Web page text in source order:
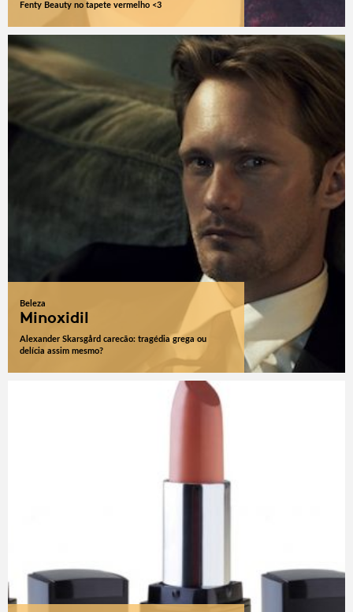
Fenty Beauty no tapete vermelho <3
Beleza
Minoxidil
Alexander Skarsgård carecão: tragédia grega ou
delícia assim mesmo?